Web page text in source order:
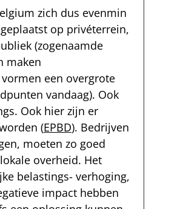
zich dus evenmin
op privéterrein,
(zogenaamde
maken
een overgrote
vandaag). Ook
Ook hier zijn er
(EPBD). Bedrijven
moeten zo goed
overheid. Het
belastings- verhoging,
impact hebben